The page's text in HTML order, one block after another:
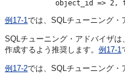
例17-1では、SQLチューニング・
SQLチューニング・アドバイザ
作成するよう推奨します。 例17-1
例17-2では、SQLチューニング・